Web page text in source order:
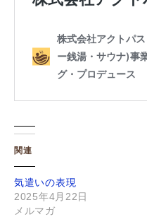
関連
気遣いの表現
2025年4月22日
メルマガ